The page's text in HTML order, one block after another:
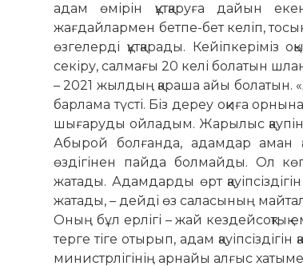
адам өмірін құт­қаруға дайын
жағдайлармен бетпе-бет келіп,
өзгелерді құт­қарады. Кейіпкеріміз
секіру, салмағы 20 келі болатын
– 2021 жылдың қараша айы бо­ла­тын.
барлама түсті. Біз дереу оқи­ға
шығаруды ойладым. Жа­рылыс қаупін
Абырой бол­­ған­да, адамдар аман
өздігінен пайда болмайды. Ол
жатады. Адамдарды өрт
жатады, – дейді өз саласының
Оның бұл ерлігі – жай кездейсоқтық
терге тіге отырып, адам
ми­нистрлігінің арнайы алғыс